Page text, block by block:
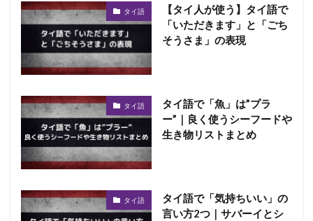
タイ語
【タイ人が使う】タイ語で
「いただきます」と「ごち
そうさま」の表現
タイ語
タイ語で「魚」は”プラ
ー”｜良く使うシーフードや
生き物リストまとめ
タイ語
タイ語で「気持ちいい」の
言い方2つ｜サバーイとシ